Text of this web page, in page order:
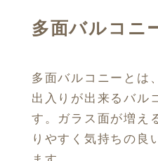
多面バルコニ
多面バルコニーとは
出入りが出来るバル
す。ガラス面が増え
りやすく気持ちの良